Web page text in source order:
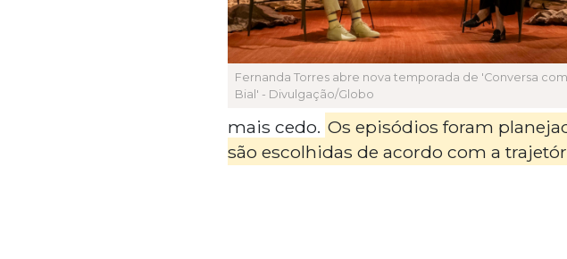
Fernanda Torres abre nova temporada de 'Conversa com
Bial' - Divulgação/Globo
mais cedo. Os episódios foram
são escolhidas de acordo com a